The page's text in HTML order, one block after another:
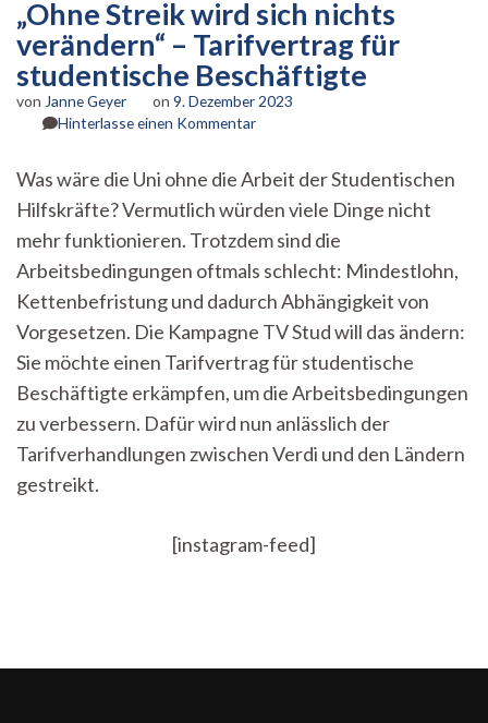
„Ohne Streik wird sich nichts
verändern“ – Tarifvertrag für
studentische Beschäftigte
von Janne Geyer on 9. Dezember 2023
Hinterlasse einen Kommentarzu
wird
sich
nichts
verändern“
–
Tarifvertrag
studentische
Beschäftigte
Was wäre die Uni ohne die Arbeit der Studentischen
Hilfskräfte? Vermutlich würden viele Dinge nicht
mehr funktionieren. Trotzdem sind die
Arbeitsbedingungen oftmals schlecht: Mindestlohn,
Kettenbefristung und dadurch Abhängigkeit von
Vorgesetzen. Die Kampagne TV Stud will das ändern:
Sie möchte einen Tarifvertrag für studentische
Beschäftigte erkämpfen, um die Arbeitsbedingungen
zu verbessern. Dafür wird nun anlässlich der
Tarifverhandlungen zwischen Verdi und den Ländern
gestreikt.
[instagram-feed]